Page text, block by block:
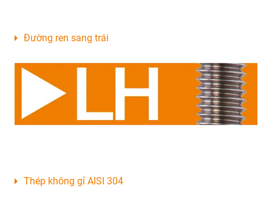
Đường ren sang trái
Thép không gỉ AISI 304